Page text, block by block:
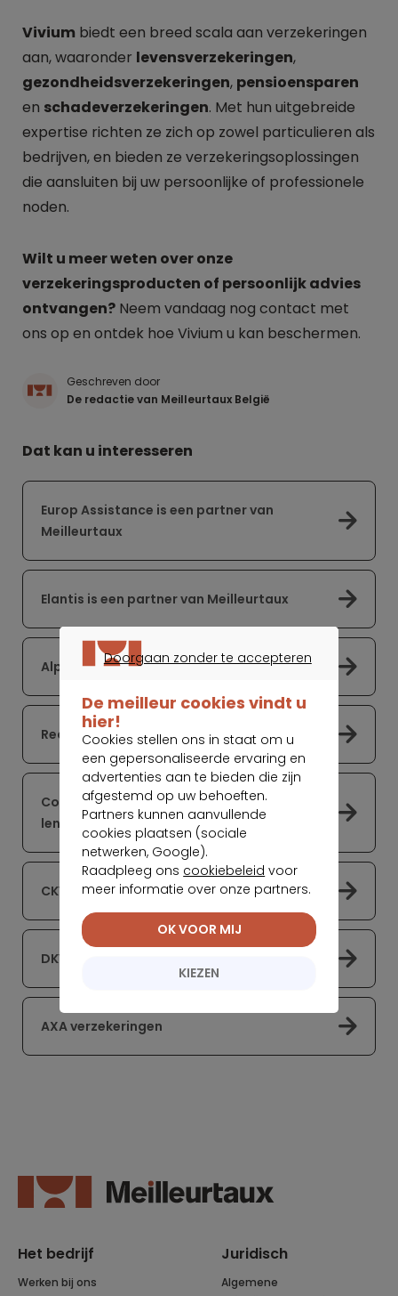
Vivium biedt een breed scala aan verzekeringen
aan, waaronder levensverzekeringen,
gezondheidsverzekeringen, pensioensparen
en schadeverzekeringen. Met hun uitgebreide
expertise richten ze zich op zowel particulieren als
bedrijven, en bieden ze verzekeringsoplossingen
die aansluiten bij uw persoonlijke of professionele
noden.
Wilt u meer weten over onze
verzekeringsproducten of persoonlijk advies
ontvangen? Neem vandaag nog contact met
ons op en ontdek hoe Vivium u kan beschermen.
Geschreven door
De redactie van Meilleurtaux België
Dat kan u interesseren
Europ Assistance is een partner van
Meilleurtaux
Elantis is een partner van Meilleurtaux
Alpha Credit is een partner van Meilleurtaux
Record Credits
Cofidis, de nummer 1 in online persoonlijke
leningen
CKV spaarbank
DKV verzekeringen
AXA verzekeringen
Het bedrijf
Werken bij ons
Juridisch
Algemene
Doorgaan zonder te accepteren
De meilleur cookies vindt u
hier!
Cookies stellen ons in staat om u
een gepersonaliseerde ervaring en
advertenties aan te bieden die zijn
afgestemd op uw behoeften.
Partners kunnen aanvullende
cookies plaatsen (sociale
netwerken, Google).
Raadpleeg ons cookiebeleid voor
meer informatie over onze partners.
KIEZEN
OK VOOR MIJ